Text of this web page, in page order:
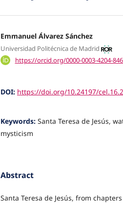
Emmanuel Álvarez Sánchez
Universidad Politécnica de Madrid
https://orcid.org/0000-0003-4204-
DOI: https://doi.org/10.24197/
Keywords: Santa Teresa de Jesús,
mysticism
Abstract
Santa Teresa de Jesús, from